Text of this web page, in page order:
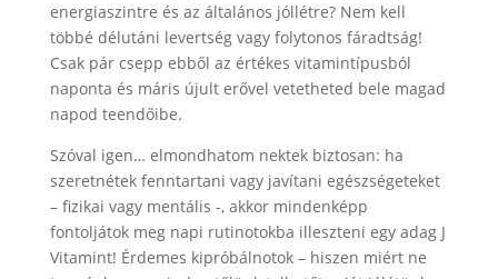
energiaszintre és az általános jóllétre? Nem kell
többé délutáni levertség vagy folytonos fáradtság!
Csak pár csepp ebből az értékes vitamintípusból
naponta és máris újult erővel vetetheted bele magad
napod teendőibe.
Szóval igen… elmondhatom nektek biztosan: ha
szeretnétek fenntartani vagy javítani egészségeteket
– fizikai vagy mentális -, akkor mindenképp
fontoljátok meg napi rutinotokba illeszteni egy adag J
Vitamint! Érdemes kipróbálnotok – hiszen miért ne